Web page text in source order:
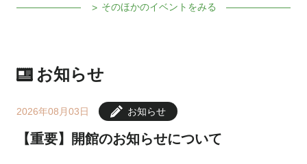
そのほかのイベントをみる
お知らせ
2026年08月03日 お知らせ
【重要】開館のお知らせについて